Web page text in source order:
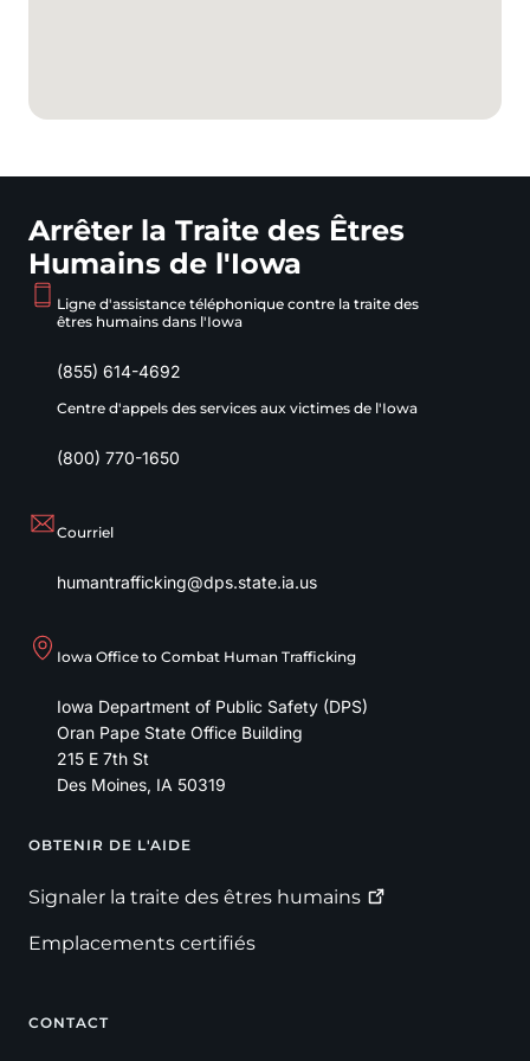
Arrêter la Traite des Êtres
Humains de l'Iowa
Ligne d'assistance téléphonique contre la traite des
êtres humains dans l'Iowa
(855) 614-4692
Centre d'appels des services aux victimes de l'Iowa
(800) 770-1650
Courriel
humantrafficking@dps.state.ia.us
Iowa Office to Combat Human Trafficking
Iowa Department of Public Safety (DPS)
Oran Pape State Office Building
215 E 7th St
Des Moines, IA 50319
Footer
OBTENIR DE L'AIDE
Signaler la traite des êtres humains
Emplacements certifiés
CONTACT